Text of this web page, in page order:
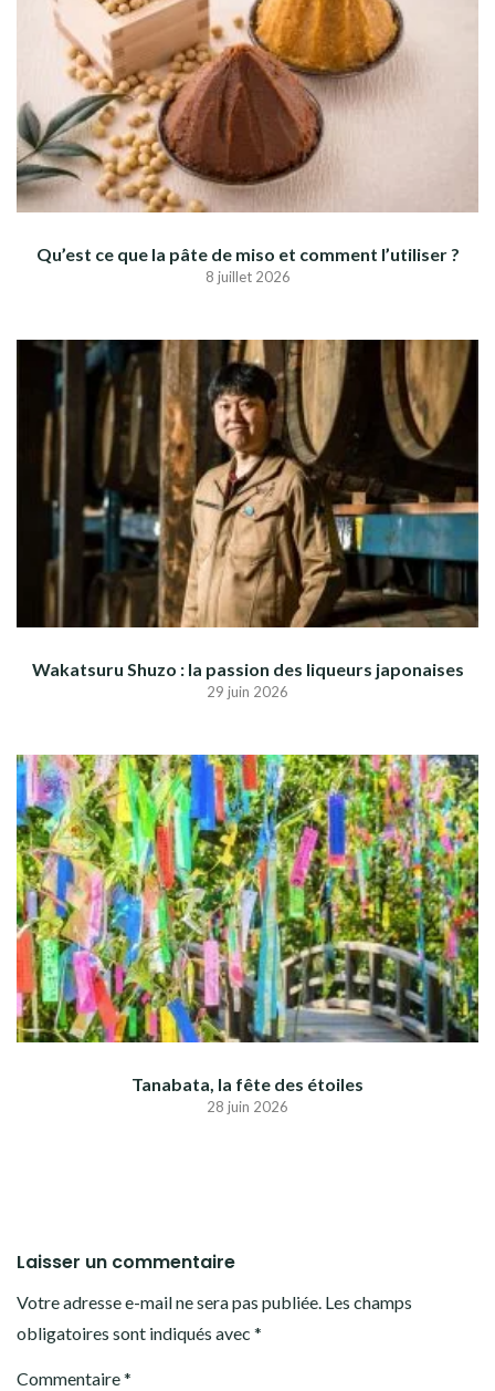
Qu’est ce que la pâte de miso et comment l’utiliser ?
8 juillet 2026
Wakatsuru Shuzo : la passion des liqueurs japonaises
29 juin 2026
Tanabata, la fête des étoiles
28 juin 2026
Laisser un commentaire
Votre adresse e-mail ne sera pas publiée. Les champs
obligatoires sont indiqués avec *
Commentaire*